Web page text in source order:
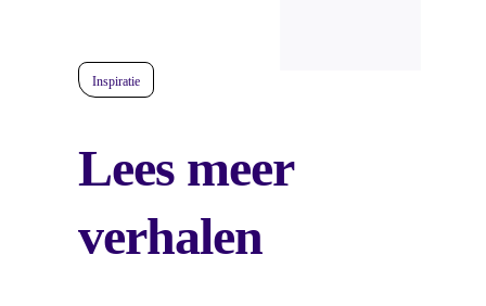
Inspiratie
Lees meer
verhalen